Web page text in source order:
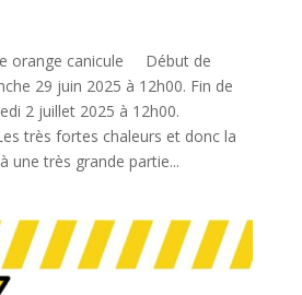
orange canicule Début de
29 juin 2025 à 12h00. Fin de
2 juillet 2025 à 12h00.
très fortes chaleurs et donc la
une très grande partie...